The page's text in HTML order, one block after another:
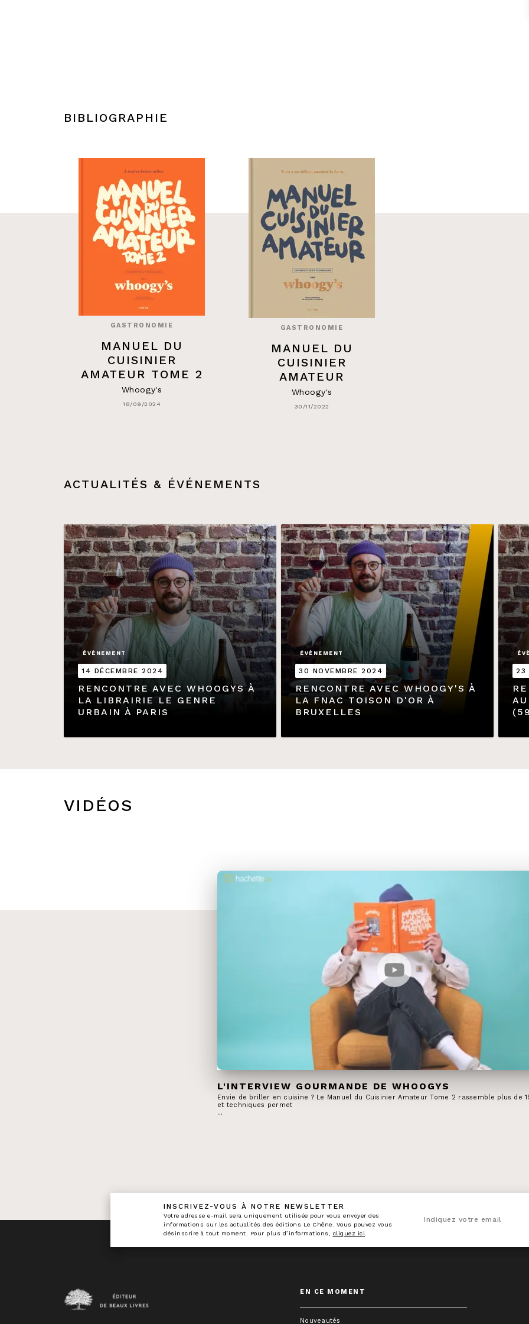
BIBLIOGRAPHIE
GASTRONOMIE
MANUEL DU
CUISINIER
AMATEUR TOME 2
Whoogy's
18/09/2024
GASTRONOMIE
MANUEL DU
CUISINIER
AMATEUR
Whoogy's
30/11/2022
ACTUALITÉS & ÉVÉNEMENTS
ÉVÈNEMENT
14 DÉCEMBRE 2024
RENCONTRE AVEC WHOOGYS À
LA LIBRAIRIE LE GENRE
URBAIN À PARIS
ÉVÈNEMENT
30 NOVEMBRE 2024
RENCONTRE AVEC WHOOGY'S À
LA FNAC TOISON D'OR À
BRUXELLES
23
VIDÉOS
L'INTERVIEW GOURMANDE DE WHOOGYS
Envie de briller en cuisine ? Le Manuel du Cuisinier Amateur Tome 2 rassemble plus de
et techniques permet
…
calmann_enveloppe
INSCRIVEZ-VOUS À NOTRE NEWSLETTER
Votre adresse e-mail sera uniquement utilisée pour vous envoyer des
informations sur les actualités des éditions Le Chêne. Vous pouvez vous
désinscrire à tout moment. Pour plus d’informations, cliquez ici
Indiquez votre email
EN CE MOMENT
Nouveautés